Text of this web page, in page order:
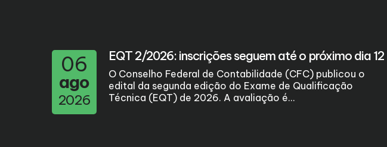
06
ago
2026
EQT 2/2026: inscrições seguem até o próximo dia 12
O Conselho Federal de Contabilidade (CFC) publicou o
edital da segunda edição do Exame de Qualificação
Técnica (EQT) de 2026. A avaliação é...